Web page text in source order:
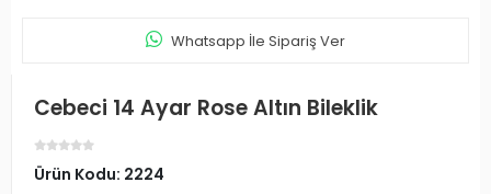
Whatsapp İle Sipariş Ver
Cebeci 14 Ayar Rose Altın Bileklik
Ürün Kodu: 2224